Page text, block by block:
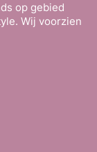
op gebied
Wij voorzien